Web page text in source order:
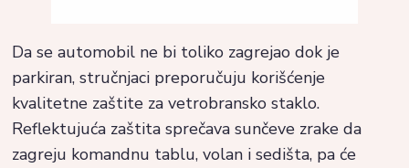
Da se automobil ne bi toliko zagrejao dok je
parkiran, stručnjaci preporučuju korišćenje
kvalitetne zaštite za vetrobransko staklo.
Reflektujuća zaštita sprečava sunčeve zrake da
zagreju komandnu tablu, volan i sedišta, pa će